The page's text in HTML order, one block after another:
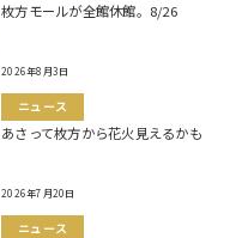
枚方モールが全館休館。8/26
2026年8月3日
ニュース
あさって枚方から花火見えるかも
2026年7月20日
ニュース